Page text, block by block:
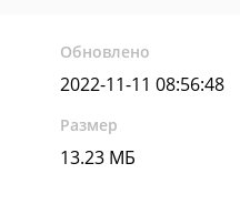
Обновлено
2022-11-11 08:56:48
Размер
13.23 МБ